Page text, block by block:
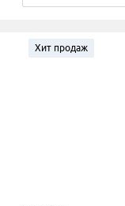
Хит продаж